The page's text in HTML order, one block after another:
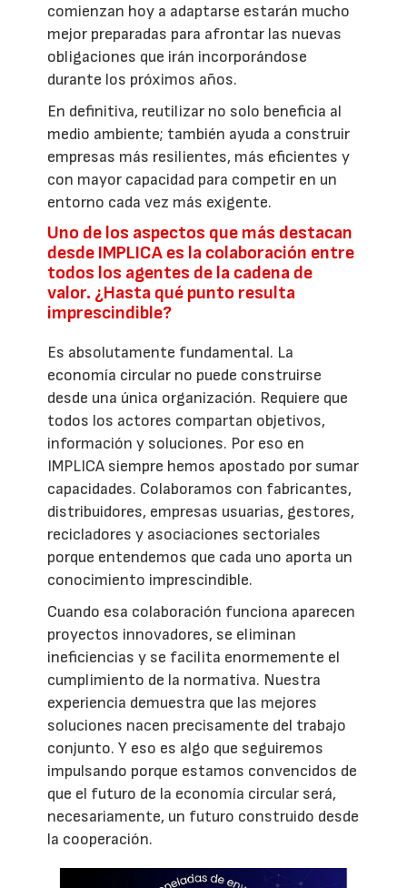
comienzan hoy a adaptarse estarán mucho
mejor preparadas para afrontar las nuevas
obligaciones que irán incorporándose
durante los próximos años.
En definitiva, reutilizar no solo beneficia al
medio ambiente; también ayuda a construir
empresas más resilientes, más eficientes y
con mayor capacidad para competir en un
entorno cada vez más exigente.
Uno de los aspectos que más destacan
desde IMPLICA es la colaboración entre
todos los agentes de la cadena de
valor. ¿Hasta qué punto resulta
imprescindible?
Es absolutamente fundamental. La
economía circular no puede construirse
desde una única organización. Requiere que
todos los actores compartan objetivos,
información y soluciones. Por eso en
IMPLICA siempre hemos apostado por sumar
capacidades. Colaboramos con fabricantes,
distribuidores, empresas usuarias, gestores,
recicladores y asociaciones sectoriales
porque entendemos que cada uno aporta un
conocimiento imprescindible.
Cuando esa colaboración funciona aparecen
proyectos innovadores, se eliminan
ineficiencias y se facilita enormemente el
cumplimiento de la normativa. Nuestra
experiencia demuestra que las mejores
soluciones nacen precisamente del trabajo
conjunto. Y eso es algo que seguiremos
impulsando porque estamos convencidos de
que el futuro de la economía circular será,
necesariamente, un futuro construido desde
la cooperación.